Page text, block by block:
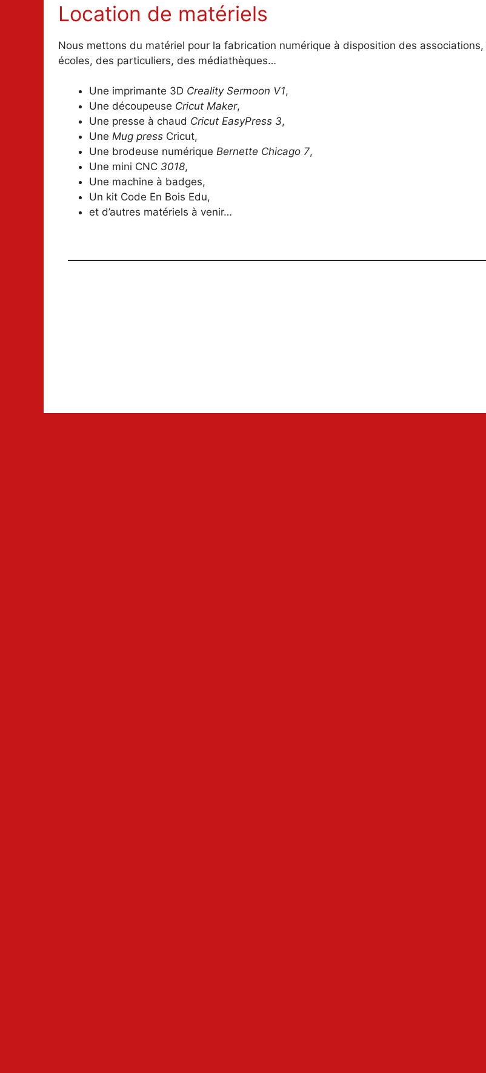
Location de matériels
Nous mettons du matériel pour la fabrication numérique à disposition des associations,
écoles, des particuliers, des médiathèques…
Une imprimante 3D Creality Sermoon V1,
Une découpeuse Cricut Maker,
Une presse à chaud Cricut EasyPress 3,
Une Mug press Cricut,
Une brodeuse numérique Bernette Chicago 7,
Une mini CNC 3018,
Une machine à badges,
Un kit Code En Bois Edu,
et d’autres matériels à venir…